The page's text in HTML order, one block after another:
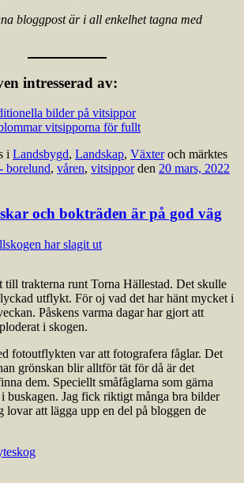
bloggpost är i all enkelhet tagna med
intresserad av:
bilder på vitsippor
vitsipporna för fullt
i Landsbygd, Landskap, Växteroch märktes
borelund, våren, vitsipporden 20 mars, 2022
och bokträden är på god väg
till trakterna runt Torna Hällestad. Det skulle
utflykt. För oj vad det har hänt mycket i
Påskens varma dagar har gjort att
i skogen.
fotoutflykten var att fotografera fåglar. Det
grönskan blir alltför tät för då är det
dem. Speciellt småfåglarna som gärna
buskagen. Jag fick riktigt många bra bilder
lovar att lägga upp en del på bloggen de